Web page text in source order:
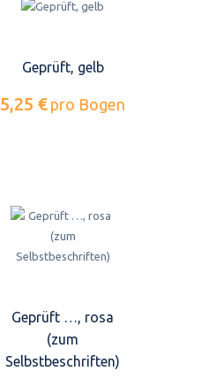
Geprüft, gelb
5,25 € pro Bogen
Geprüft …, rosa
(zum
Selbstbeschriften)